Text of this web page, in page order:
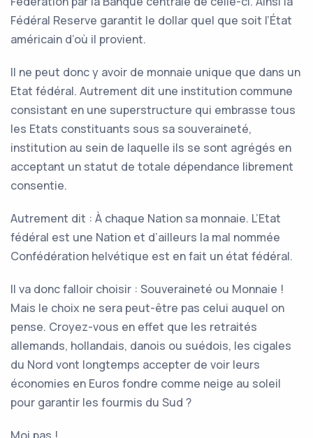
Fédéral Reserve garantit le dollar quel que soit l’État
américain d’où il provient.
Il ne peut donc y avoir de monnaie unique que dans un
Etat fédéral. Autrement dit une institution commune
consistant en une superstructure qui embrasse tous
les Etats constituants sous sa souveraineté,
institution au sein de laquelle ils se sont agrégés en
acceptant un statut de totale dépendance librement
consentie.
Autrement dit : À chaque Nation sa monnaie. L’Etat
fédéral est une Nation et d’ailleurs la mal nommée
Confédération helvétique est en fait un état fédéral.
Il va donc falloir choisir : Souveraineté ou Monnaie !
Mais le choix ne sera peut-être pas celui auquel on
pense. Croyez-vous en effet que les retraités
allemands, hollandais, danois ou suédois, les cigales
du Nord vont longtemps accepter de voir leurs
économies en Euros fondre comme neige au soleil
pour garantir les fourmis du Sud ?